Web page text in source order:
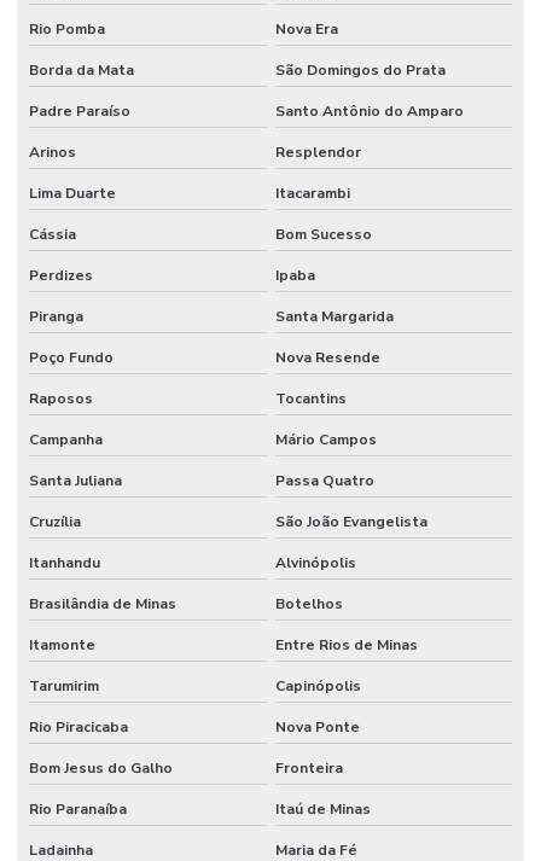
Rio Pomba Nova Era
Borda da Mata São Domingos do Prata
Padre Paraíso Santo Antônio do Amparo
Arinos Resplendor
Lima Duarte Itacarambi
Cássia Bom Sucesso
Perdizes Ipaba
Piranga Santa Margarida
Poço Fundo Nova Resende
Raposos Tocantins
Campanha Mário Campos
Santa Juliana Passa Quatro
Cruzília São João Evangelista
Itanhandu Alvinópolis
Brasilândia de Minas Botelhos
Itamonte Entre Rios de Minas
Tarumirim Capinópolis
Rio Piracicaba Nova Ponte
Bom Jesus do Galho Fronteira
Rio Paranaíba Itaú de Minas
Ladainha Maria da Fé